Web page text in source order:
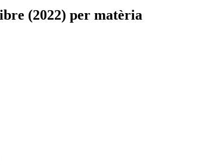
(2022) per matèria